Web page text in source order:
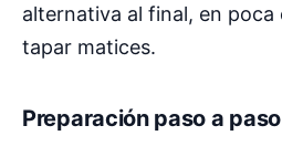
alternativa al final, en
tapar matices.
Preparación paso a paso